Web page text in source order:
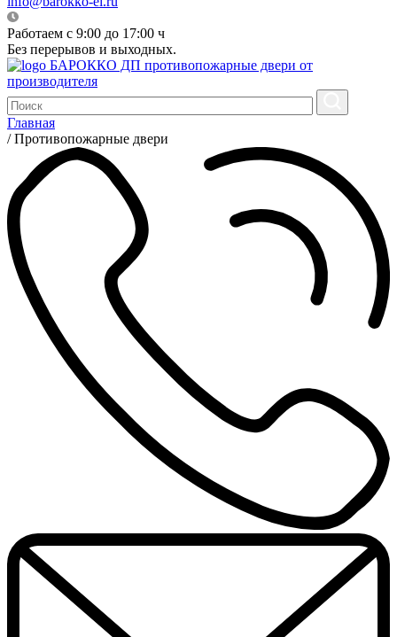
Работаем с 9:00 до 17:00 ч
Без перерывов и выходных.
БАРОККО ДП противопожарные двери от
производителя
Главная
/ Противопожарные двери